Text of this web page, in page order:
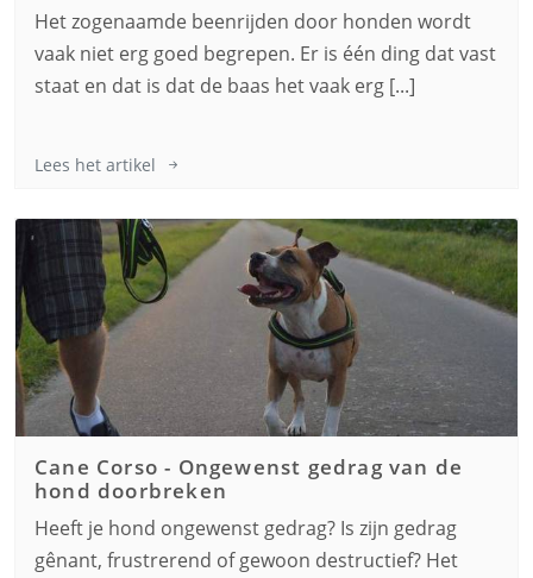
Het zogenaamde beenrijden door honden wordt
vaak niet erg goed begrepen. Er is één ding dat vast
staat en dat is dat de baas het vaak erg [...]
Lees het artikel
Cane Corso - Ongewenst gedrag van de
hond doorbreken
Heeft je hond ongewenst gedrag? Is zijn gedrag
gênant, frustrerend of gewoon destructief? Het